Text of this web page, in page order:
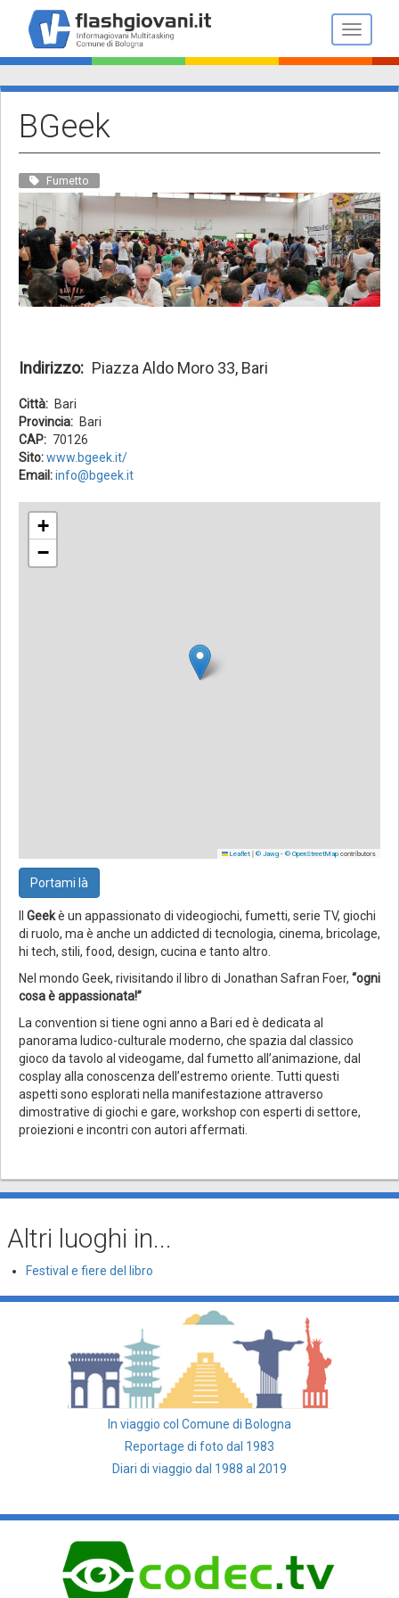
contenuto
principale
Toggle
BGeek
Fumetto
Indirizzo Piazza Aldo Moro 33, Bari
Città
Bari
Provincia
Bari
CAP
70126
Sito:www.bgeek.it/
Email:info@bgeek.it
+
−
Leaflet | © Jawg - © OpenStreetMap contributors
Portami là
Geekè un appassionato di videogiochi, fumetti, serie TV, giochi
di ruolo, ma è anche un addicted di tecnologia, cinema, bricolage,
hi tech, stili, food, design, cucina e tanto altro.
Nel mondo Geek, rivisitando il libro di Jonathan Safran Foer, “ogni
cosa è appassionata!”
La convention si tiene ogni anno a Bari ed è dedicata al
panorama ludico-culturale moderno, che spazia dal classico
gioco da tavolo al videogame, dal fumetto all’animazione, dal
cosplay alla conoscenza dell’estremo oriente. Tutti questi
aspetti sono esplorati nella manifestazione attraverso
dimostrative di giochi e gare, workshop con esperti di settore,
proiezioni e incontri con autori affermati.
Altri luoghi in...
Festival e fiere del libro
In viaggio col Comune di Bologna
Reportage di foto dal 1983
Diari di viaggio dal 1988 al 2019